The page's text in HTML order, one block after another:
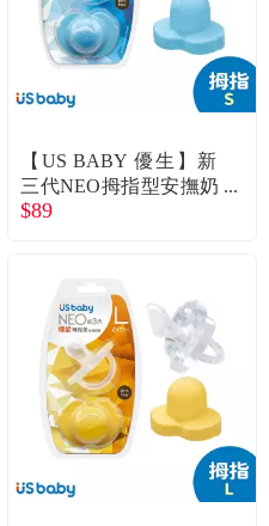
【US BABY 優生】新
三代NEO拇指型安撫奶
嘴-S-藍
$89